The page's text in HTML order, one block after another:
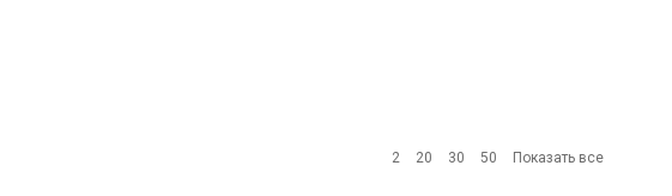
2 20 30 50 Показать все